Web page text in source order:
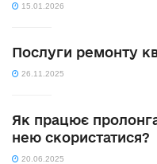
15.01.2026
Послуги ремонту
26.11.2025
Як працює
нею скористатися?
20.06.2025